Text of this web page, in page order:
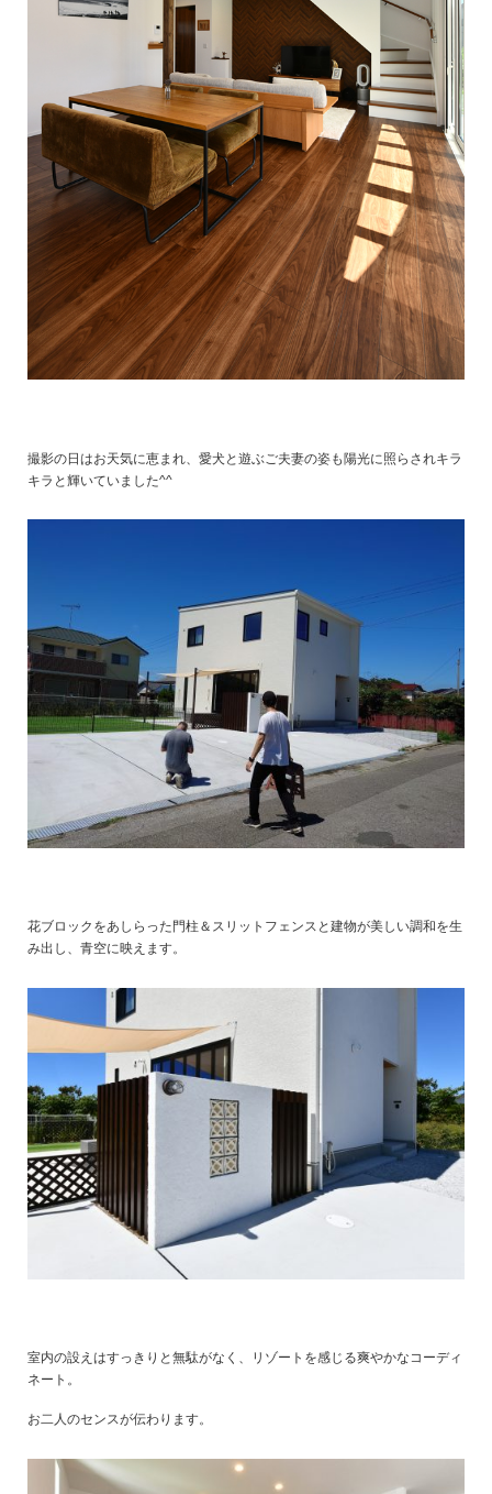
撮影の日はお天気に恵まれ、愛犬と遊ぶご夫妻の姿も陽光に照らされキラ
キラと輝いていました^^
花ブロックをあしらった門柱＆スリットフェンスと建物が美しい調和を生
み出し、青空に映えます。
室内の設えはすっきりと無駄がなく、リゾートを感じる爽やかなコーディ
ネート。
お二人のセンスが伝わります。